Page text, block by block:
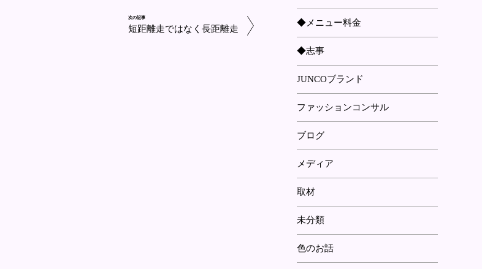
次の記事
短距離走ではなく長距離走
◆メニュー料金
◆志事
JUNCOブランド
ファッションコンサル
ブログ
メディア
取材
未分類
色のお話